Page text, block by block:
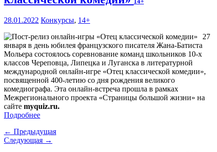
28.01.2022 Конкурсы, 14+
27
января в день юбилея французского писателя Жана-Батиста
Мольера состоялось соревнование команд школьников 10-х
классов Череповца, Липецка и Луганска в литературной
международной онлайн-игре «Отец классической комедии»,
посвященной 400-летию со дня рождения великого
комедиографа. Эта онлайн-встреча прошла в рамках
Межрегионального проекта «Страницы большой жизни» на
сайте myquiz.ru.
Подробнее
← Предыдущая
Следующая →